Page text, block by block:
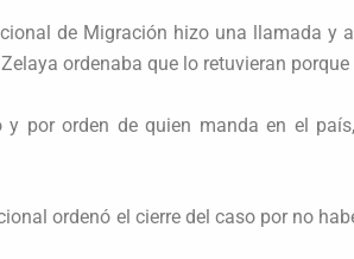
de Migración hizo una llamada y
ordenaba que lo retuvieran porque
por orden de quien manda en el
ordenó el cierre del caso por no